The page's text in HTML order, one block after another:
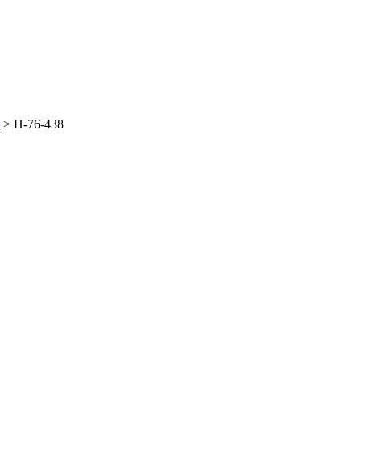
> Н-76-438